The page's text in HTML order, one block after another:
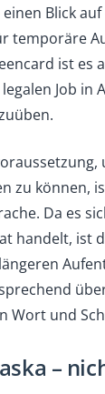
Blick auf
temporäre
ist es
Job in
zu können,
Da es
handelt, ist
Wort und
–